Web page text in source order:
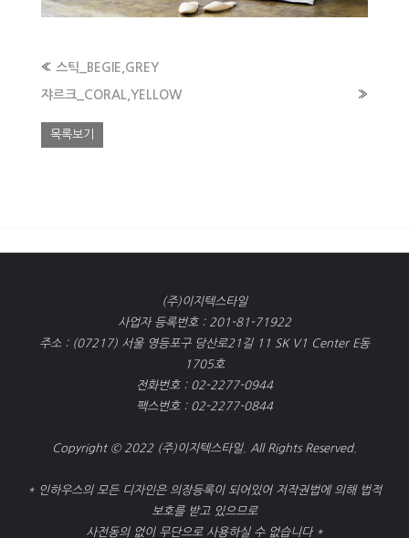
« 스틱_BEGIE,GREY
쟈르크_CORAL,YELLOW »
목록보기
(주)이지텍스타일
사업자 등록번호 : 201-81-71922
주소 : (07217) 서울 영등포구 당산로21길 11 SK V1 Center E동
1705호
전화번호 : 02-2277-0944
팩스번호 : 02-2277-0844
Copyright © 2022 (주)이지텍스타일. All Rights Reserved.
* 인하우스의 모든 디자인은 의장등록이 되어있어 저작권법에 의해 법적
보호를 받고 있으므로
사전동의 없이 무단으로 사용하실 수 없습니다 *